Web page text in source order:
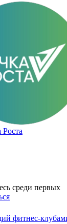
Роста
среди первых
фитнес-